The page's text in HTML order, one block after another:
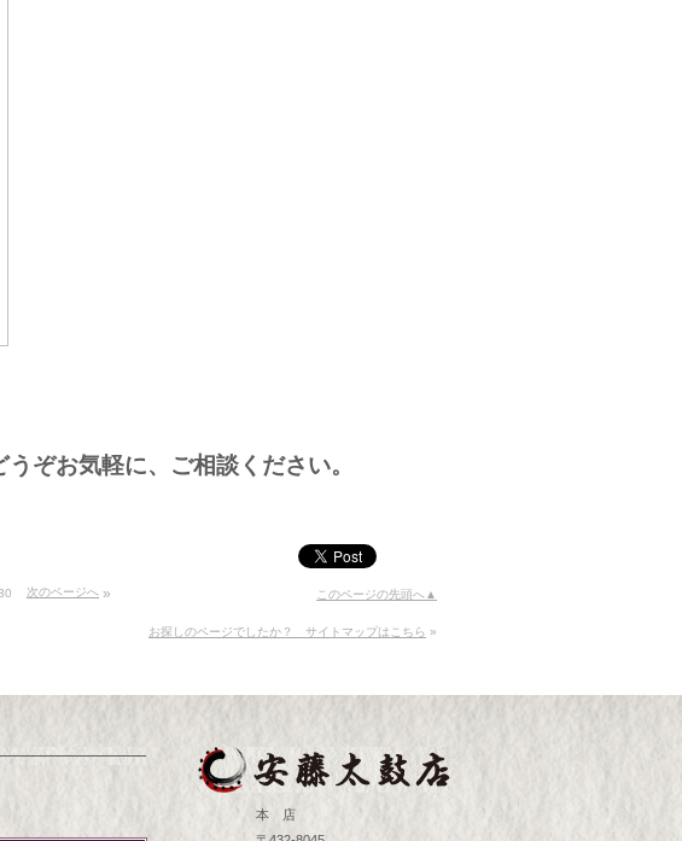
うぞお気軽に、ご相談ください。
次のページへ » このページの先頭へ▲
お探しのページでしたか？ サイトマップはこちら »
本 店